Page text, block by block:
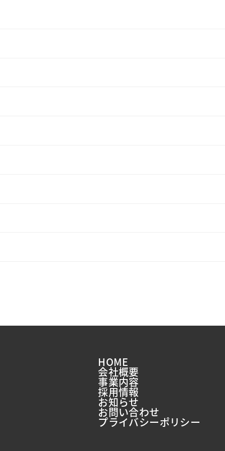
HOME
会社概要
事業内容
採用情報
お知らせ
お問い合わせ
プライバシーポリシー